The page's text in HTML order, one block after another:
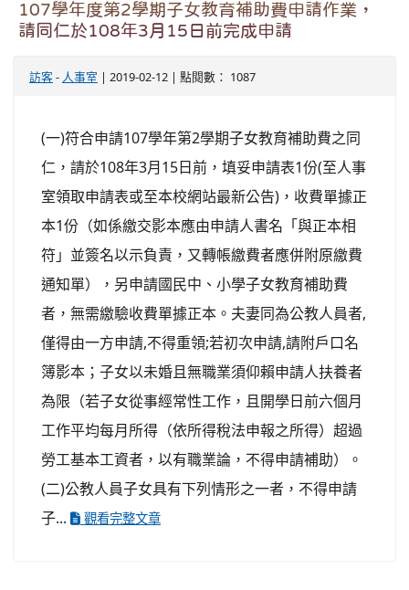
107學年度第2學期子女教育補助費申請作業，
請同仁於108年3月15日前完成申請
訪客- 人事室 | 2019-02-12 | 點閱數： 1087
(一)符合申請107學年第2學期子女教育補助費之同
仁，請於108年3月15日前，填妥申請表1份(至人事
室領取申請表或至本校網站最新公告)，收費單據正
本1份（如係繳交影本應由申請人書名「與正本相
符」並簽名以示負責，又轉帳繳費者應併附原繳費
通知單），另申請國民中、小學子女教育補助費
者，無需繳驗收費單據正本。夫妻同為公教人員者,
僅得由一方申請,不得重領;若初次申請,請附戶口名
簿影本；子女以未婚且無職業須仰賴申請人扶養者
為限（若子女從事經常性工作，且開學日前六個月
工作平均每月所得（依所得稅法申報之所得）超過
勞工基本工資者，以有職業論，不得申請補助）。
(二)公教人員子女具有下列情形之一者，不得申請
子...
觀看完整文章